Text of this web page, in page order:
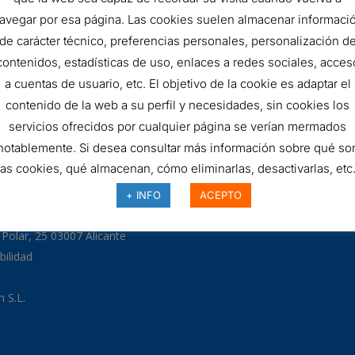
FILTRO
HIDRÁULICO
AÑADIR AL
SKU: D154T125A
25 03007 Alicante
S.L.
por esa página. Las cookies suelen almacenar
carácter técnico, preferencias personales, personalización de
estadísticas de uso, enlaces a redes sociales,
a cuentas de usuario, etc. El objetivo de la cookie es adaptar el
contenido de la web a su perfil y necesidades, sin cookies los
servicios ofrecidos por cualquier página se verían mermados
Si desea consultar más información sobre qué
cookies, qué almacenan, cómo eliminarlas, desactivarlas,
+ INFO ACEPTO